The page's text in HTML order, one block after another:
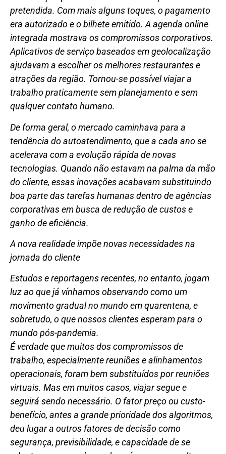
pretendida. Com mais alguns toques, o pagamento
era autorizado e o bilhete emitido. A agenda online
integrada mostrava os compromissos corporativos.
Aplicativos de serviço baseados em geolocalização
ajudavam a escolher os melhores restaurantes e
atrações da região. Tornou-se possível viajar a
trabalho praticamente sem planejamento e sem
qualquer contato humano.
De forma geral, o mercado caminhava para a
tendência do autoatendimento, que a cada ano se
acelerava com a evolução rápida de novas
tecnologias. Quando não estavam na palma da mão
do cliente, essas inovações acabavam substituindo
boa parte das tarefas humanas dentro de agências
corporativas em busca de redução de custos e
ganho de eficiência.
A nova realidade impõe novas necessidades na
jornada do cliente
Estudos e reportagens recentes, no entanto, jogam
luz ao que já vínhamos observando como um
movimento gradual no mundo em quarentena, e
sobretudo, o que nossos clientes esperam para o
mundo pós-pandemia.
É verdade que muitos dos compromissos de
trabalho, especialmente reuniões e alinhamentos
operacionais, foram bem substituídos por reuniões
virtuais. Mas em muitos casos, viajar segue e
seguirá sendo necessário. O fator preço ou custo-
benefício, antes a grande prioridade dos algoritmos,
deu lugar a outros fatores de decisão como
segurança, previsibilidade, e capacidade de se